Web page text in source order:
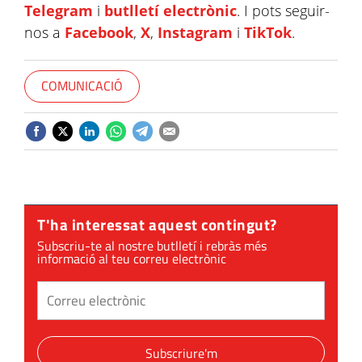
Telegram i butlletí electrònic. I pots seguir-
nos a Facebook, X, Instagram i TikTok.
COMUNICACIÓ
T'ha interessat aquest contingut?
Subscriu-te al nostre butlletí i rebràs més
informació al teu correu electrònic
Subscriure'm